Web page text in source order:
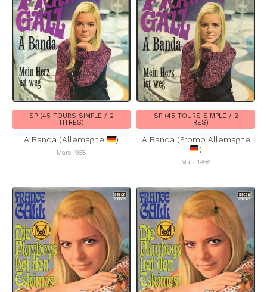
SP (45 TOURS SIMPLE / 2
TITRES)
A Banda (Allemagne )
Mars 1968
SP (45 TOURS SIMPLE / 2
TITRES)
A Banda (Promo Allemagne
)
Mars 1968